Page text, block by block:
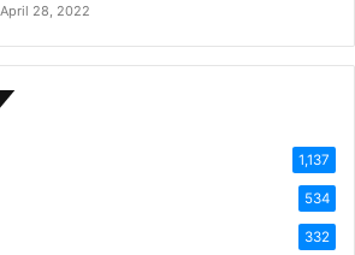
April 28, 2022
1,137
534
332